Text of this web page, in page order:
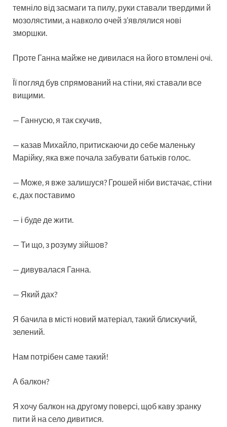
темніло від засмаги та пилу, руки ставали твердими й
мозолястими, а навколо очей з’являлися нові
зморшки.
Проте Ганна майже не дивилася на його втомлені очі.
Її погляд був спрямований на стіни, які ставали все
вищими.
— Ганнусю, я так скучив,
— казав Михайло, притискаючи до себе маленьку
Марійку, яка вже почала забувати батьків голос.
— Може, я вже залишуся? Грошей ніби вистачає, стіни
є, дах поставимо
— і буде де жити.
— Ти що, з розуму зійшов?
— дивувалася Ганна.
— Який дах?
Я бачила в місті новий матеріал, такий блискучий,
зелений.
Нам потрібен саме такий!
А балкон?
Я хочу балкон на другому поверсі, щоб каву зранку
пити й на село дивитися.